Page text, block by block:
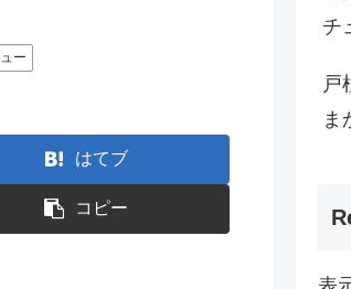
ー
はてブ
コピー
チ
戸
ま